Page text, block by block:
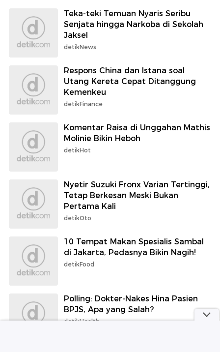
Teka-teki Temuan Nyaris Seribu
Senjata hingga Narkoba di Sekolah
Jaksel
detikNews
Respons China dan Istana soal
Utang Kereta Cepat Ditanggung
Kemenkeu
detikFinance
Komentar Raisa di Unggahan Mathis
Molinie Bikin Heboh
detikHot
Nyetir Suzuki Fronx Varian Tertinggi,
Tetap Berkesan Meski Bukan
Pertama Kali
detikOto
10 Tempat Makan Spesialis Sambal
di Jakarta, Pedasnya Bikin Nagih!
detikFood
Polling: Dokter-Nakes Hina Pasien
BPJS, Apa yang Salah?
detikHealth